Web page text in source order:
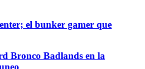
el bunker gamer que
Bronco Badlands en la